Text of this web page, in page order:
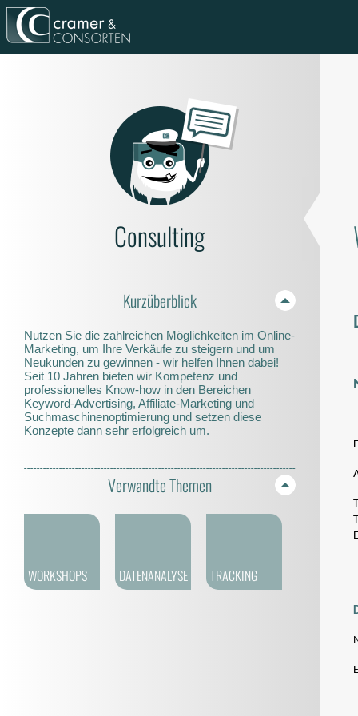
Consulting
Kurzüberblick
Nutzen Sie die zahlreichen Möglichkeiten im Online-
Marketing, um Ihre Verkäufe zu steigern und um
Neukunden zu gewinnen - wir helfen Ihnen dabei!
Seit 10 Jahren bieten wir Kompetenz und
professionelles Know-how in den Bereichen
Keyword-Advertising, Affiliate-Marketing und
Suchmaschinenoptimierung und setzen diese
Konzepte dann sehr erfolgreich um.
Verwandte Themen
WORKSHOPS DATENANALYSE TRACKING